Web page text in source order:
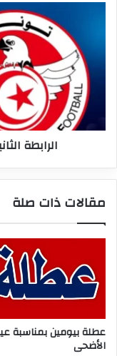
مباريات
الجولة
الرابطة
مقالات ذات صلة
عطلة بيومين بمناسبة
الأضحى